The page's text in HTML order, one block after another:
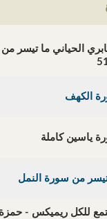
الحياني ما تيسر
الكهف
ياسين كاملة
من سورة النمل
للكل ريميكس -